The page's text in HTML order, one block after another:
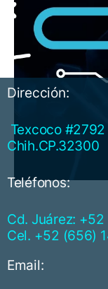
Dirección:
Texcoco
Chih.CP.32300
Teléfonos:
Cd. Juárez:
Cel. +52 (656)
Email: